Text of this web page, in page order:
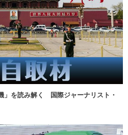
」を読み解く 国際ジャーナリスト・